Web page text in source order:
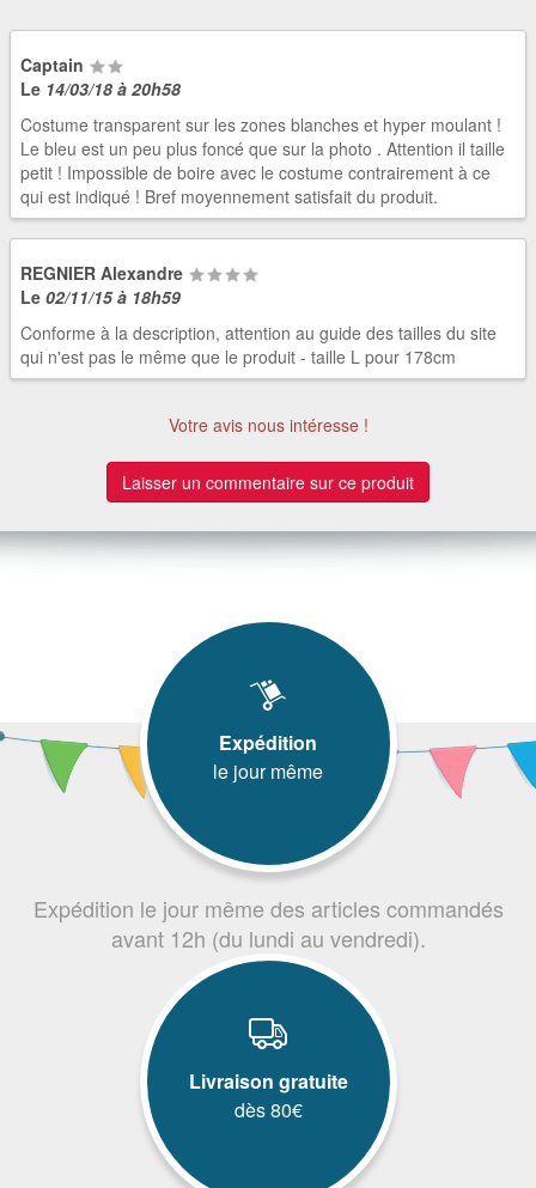
Captain
Le 14/03/18 à 20h58
Costume transparent sur les zones blanches et hyper moulant !
Le bleu est un peu plus foncé que sur la photo . Attention il taille
petit ! Impossible de boire avec le costume contrairement à ce
qui est indiqué ! Bref moyennement satisfait du produit.
REGNIER Alexandre
Le 02/11/15 à 18h59
Conforme à la description, attention au guide des tailles du site
qui n'est pas le même que le produit - taille L pour 178cm
Votre avis nous intéresse !
Laisser un commentaire sur ce produit
Expédition
le jour même
Expédition le jour même des articles commandés
avant 12h (du lundi au vendredi).
Livraison gratuite
dès 80€